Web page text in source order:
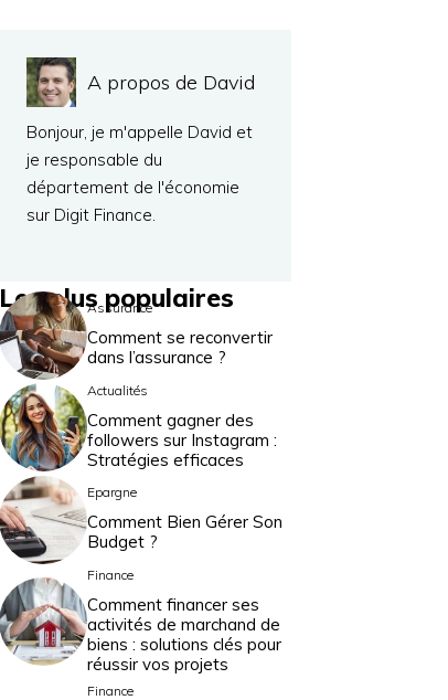
A propos de David
Bonjour, je m'appelle David et
je responsable du
département de l'économie
sur Digit Finance.
Les plus populaires
Assurance
Comment se reconvertir
dans l’assurance ?
Actualités
Comment gagner des
followers sur Instagram :
Stratégies efficaces
Epargne
Comment Bien Gérer Son
Budget ?
Finance
Comment financer ses
activités de marchand de
biens : solutions clés pour
réussir vos projets
Finance